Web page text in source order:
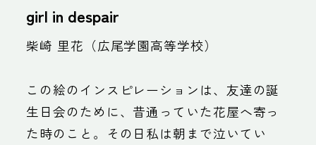
girl in despair
柴崎 里花（広尾学園高等学校）
この絵のインスピレーションは、友達の誕
生日会のために、昔通っていた花屋へ寄っ
た時のこと。その日私は朝まで泣いてい